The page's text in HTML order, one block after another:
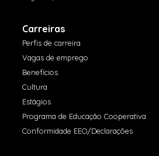
Carreiras
Perfis de carreira
Vagas de emprego
Benefícios
Cultura
Estágios
Programa de Educação Cooperativa
Conformidade EEO/Declarações